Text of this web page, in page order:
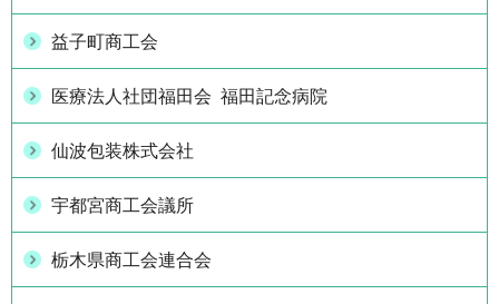
益子町商工会
医療法人社団福田会 福田記念病院
仙波包装株式会社
宇都宮商工会議所
栃木県商工会連合会